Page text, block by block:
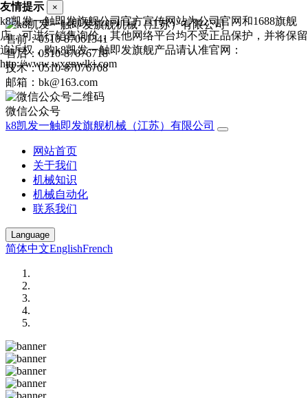
售前：0510-87061341
售后：0510-87076718
技术：0510-87076708
邮箱：bk@163.com
微信公众号
k8凯发一触即发旗舰机械（江苏）有限公司
网站首页
关于我们
机械知识
机械自动化
联系我们
Language
简体中文EnglishFrench
友情提示 ×
k8凯发一触即发旗舰公司官方宣传网站为公司官网和1688旗舰
店，可进行销售询价，其他网络平台均不受正品保护，并将保留
追诉权，购k8凯发一触即发旗舰产品请认准官网：
http://www.wxgnwlkj.com